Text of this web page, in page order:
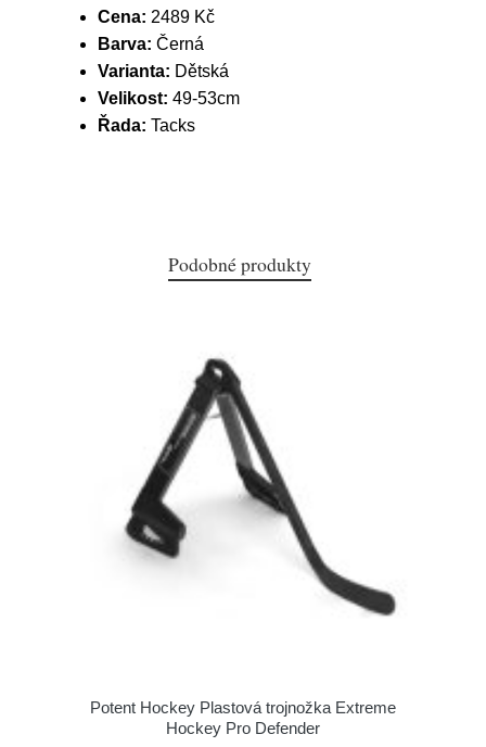
Cena: 2489 Kč
Barva: Černá
Varianta: Dětská
Velikost: 49-53cm
Řada: Tacks
Podobné produkty
Potent Hockey Plastová trojnožka Extreme
Hockey Pro Defender